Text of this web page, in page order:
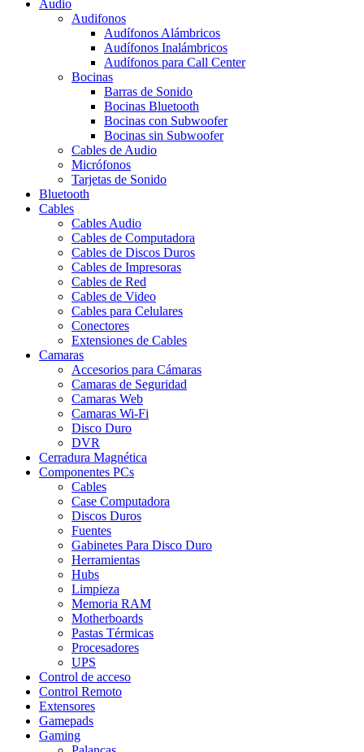
Audio
Audifonos
Audífonos Alámbricos
Audífonos Inalámbricos
Audífonos para Call Center
Bocinas
Barras de Sonido
Bocinas Bluetooth
Bocinas con Subwoofer
Bocinas sin Subwoofer
Cables de Audio
Micrófonos
Tarjetas de Sonido
Bluetooth
Cables
Cables Audio
Cables de Computadora
Cables de Discos Duros
Cables de Impresoras
Cables de Red
Cables de Video
Cables para Celulares
Conectores
Extensiones de Cables
Camaras
Accesorios para Cámaras
Camaras de Seguridad
Camaras Web
Camaras Wi-Fi
Disco Duro
DVR
Cerradura Magnética
Componentes PCs
Cables
Case Computadora
Discos Duros
Fuentes
Gabinetes Para Disco Duro
Herramientas
Hubs
Limpieza
Memoria RAM
Motherboards
Pastas Térmicas
Procesadores
UPS
Control de acceso
Control Remoto
Extensores
Gamepads
Gaming